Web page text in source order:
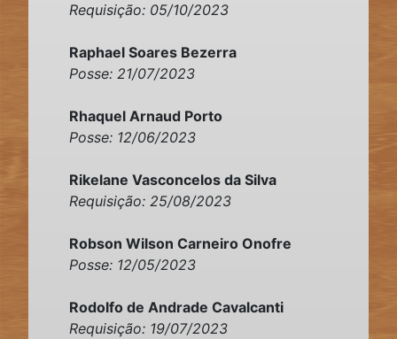
Requisição: 05/10/2023
Raphael Soares Bezerra
Posse: 21/07/2023
Rhaquel Arnaud Porto
Posse: 12/06/2023
Rikelane Vasconcelos da Silva
Requisição: 25/08/2023
Robson Wilson Carneiro Onofre
Posse: 12/05/2023
Rodolfo de Andrade Cavalcanti
Requisição: 19/07/2023